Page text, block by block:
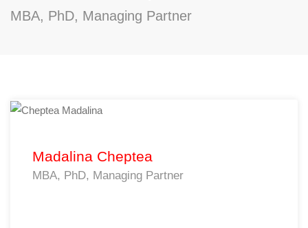
MBA, PhD, Managing Partner
Madalina Cheptea
MBA, PhD, Managing Partner